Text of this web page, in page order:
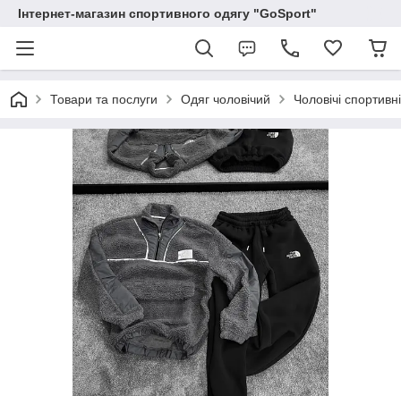
Інтернет-магазин спортивного одягу "GoSport"
Товари та послуги Одяг чоловічий Чоловічі